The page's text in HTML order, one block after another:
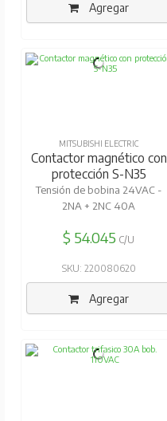
Agregar
MITSUBISHI ELECTRIC
Contactor magnético con
protección S-N35
Tensión de bobina 24VAC -
2NA + 2NC 40A
$ 54.045 C/U
SKU: 220080620
Agregar